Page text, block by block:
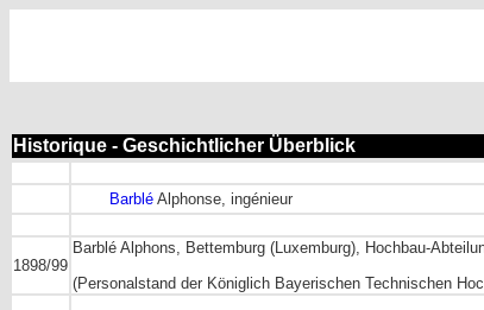
Historique - Geschichtlicher Überblick
Barblé Alphonse, ingénieur
1898/99
Barblé Alphons, Bettemburg (Luxemburg), Hochbau-
(Personalstand der Königlich Bayerischen Technischen